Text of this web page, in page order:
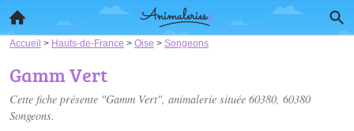
Accueil > Hauts-de-France > Oise > Songeons
Gamm Vert
Cette fiche présente "Gamm Vert", animalerie située 60380, 60380
Songeons.